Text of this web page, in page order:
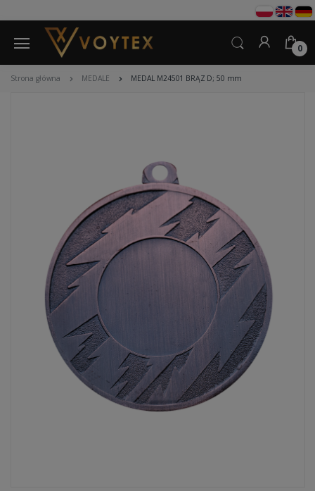
0
Strona główna MEDALE MEDAL M24501 BRĄZ D; 50 mm